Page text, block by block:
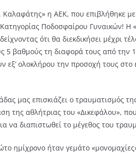
Καλαφάτης» η ΑΕΚ, που επιβλήθηκε
Κατηγορίας Ποδοσφαίρου Γυναικών!
ότι θα διεκδικήσει μέχρι
5 βαθμούς τη διαφορά τους από την
ολοκλήρου την προσοχή τους στο
μας επισκιάζει ο τραυματισμός
της αθλήτριας του «Δικεφάλου»,
να διαπιστωθεί το μέγεθος του
ημίχρονο ήταν γεμάτο